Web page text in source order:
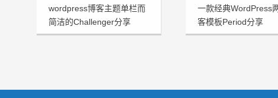
wordpress博客主题单栏而
简洁的Challenger分享
一款经典WordPress
客模板Period分享